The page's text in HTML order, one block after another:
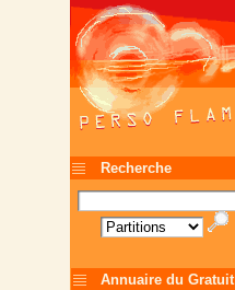
Recherche
Annuaire du Gratuit